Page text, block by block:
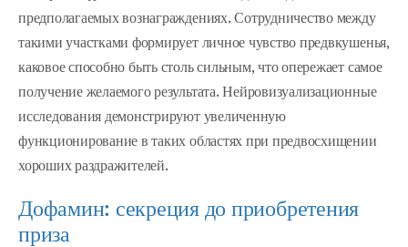
предполагаемых вознаграждениях. Сотрудничество между
такими участками формирует личное чувство предвкушенья,
каковое способно быть столь сильным, что опережает самое
получение желаемого результата. Нейровизуализационные
исследования демонстрируют увеличенную
функционирование в таких областях при предвосхищении
хороших раздражителей.
Дофамин: секреция до приобретения
приза